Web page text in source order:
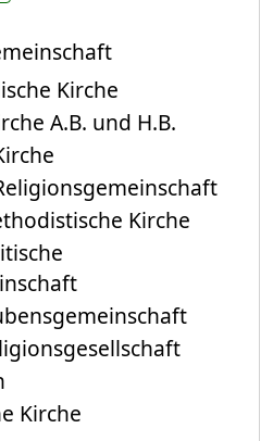
Kirche
A.B. und H.B.
Kirche
Kirche